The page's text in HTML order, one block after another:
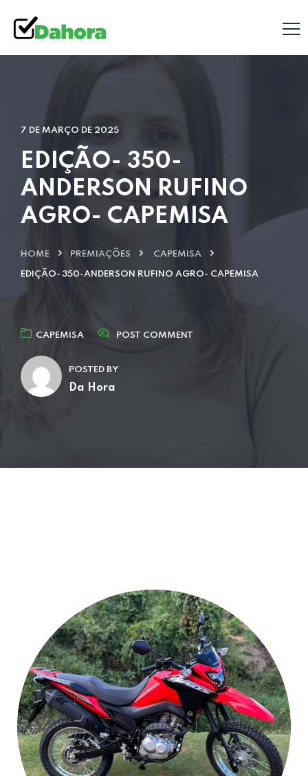
7 DE MARÇO DE 2025
EDIÇÃO- 350-
ANDERSON RUFINO
AGRO- CAPEMISA
HOME PREMIAÇÕES CAPEMISA
EDIÇÃO- 350-ANDERSON RUFINO AGRO- CAPEMISA
CAPEMISA POST COMMENT
POSTED BY
Da Hora